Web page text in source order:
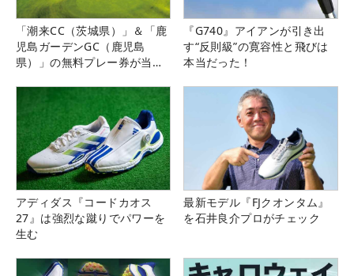
「潮来CC（茨城県）」＆「鹿
児島ガーデンGC（鹿児島
県）」の無料プレー券が当た
『G740』アイアンが引き出
す“反則級”の寛容性と飛びは
本当だった！
アディダス『コードカオス
27』は強烈な蹴りでパワーを
生む
最新モデル『FJクオンタム』
を石井良介プロがチェック